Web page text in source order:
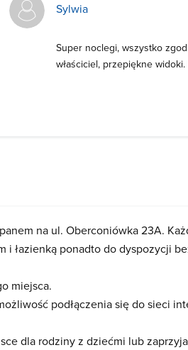
Sylwia
Super noclegi, wszystko
właściciel, przepiękne widoki.
na ul. Oberconiówka 23A.
łazienką ponadto do dyspozycji
miejsca.
podłączenia się do sieci
dla rodziny z dziećmi lub